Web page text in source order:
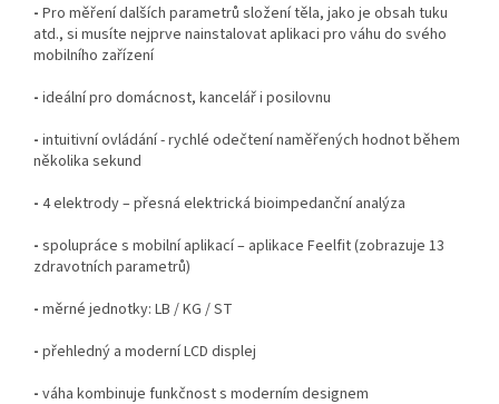
- Pro měření dalších parametrů složení těla, jako je obsah tuku
atd., si musíte nejprve nainstalovat aplikaci pro váhu do svého
mobilního zařízení
- ideální pro domácnost, kancelář i posilovnu
- intuitivní ovládání - rychlé odečtení naměřených hodnot během
několika sekund
- 4 elektrody – přesná elektrická bioimpedanční analýza
- spolupráce s mobilní aplikací – aplikace Feelfit (zobrazuje 13
zdravotních parametrů)
- měrné jednotky: LB / KG / ST
- přehledný a moderní LCD displej
- váha kombinuje funkčnost s moderním designem